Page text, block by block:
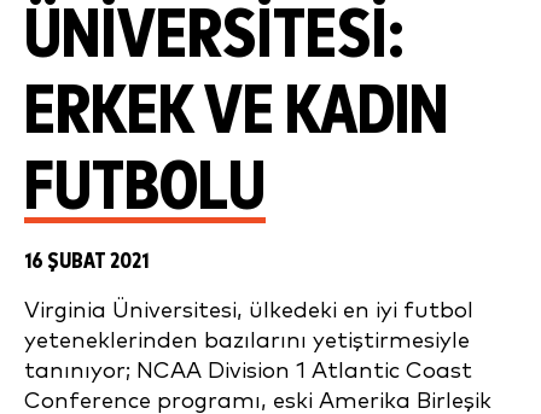
ÜNIVERSITESI:
ERKEK VE KADIN
FUTBOLU
16 ŞUBAT 2021
Virginia Üniversitesi, ülkedeki en iyi futbol
yeteneklerinden bazılarını yetiştirmesiyle
tanınıyor; NCAA Division 1 Atlantic Coast
Conference programı, eski Amerika Birleşik